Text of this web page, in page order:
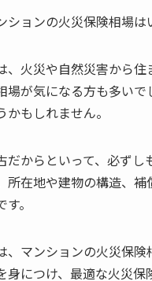
ションの火災保険相場
、火災や自然災害から
場が気になる方も多い
かもしれません。
だからといって、必ず
所在地や建物の構造、
。
、マンションの火災保
身につけ、最適な火災保